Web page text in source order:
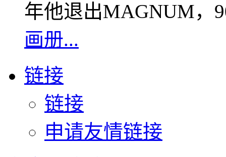
年他退出MAGNUM，
画册...
链接
链接
申请友情链接